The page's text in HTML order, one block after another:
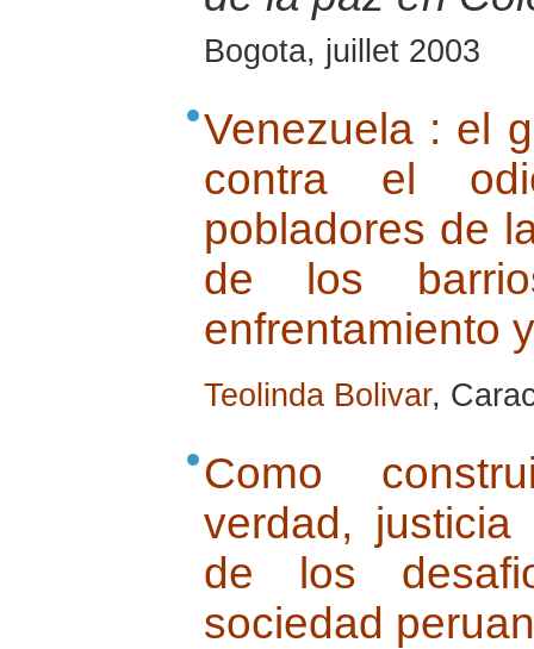
Bogota, juillet 2003
Venezuela : el
contra el
pobladores de
de los
enfrentamiento
Teolinda Bolivar,
Como
verdad,
de los
sociedad